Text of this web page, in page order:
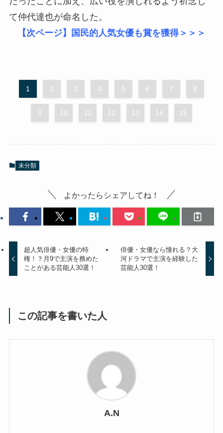
て仲代達也が命名した。
【次ページ】国民的人気女優も賞を獲得＞＞＞
1 2 3 4 5 6 7 8
9 10 11 12 13 14 15
未分類
よかったらシェアしてね！
超人気俳優・女優の特
権！？月9で主演を務めた
ことがある芸能人30選！
俳優・女優なら憧れる？大
河ドラマで主演を経験した
芸能人30選！
この記事を書いた人
A.N